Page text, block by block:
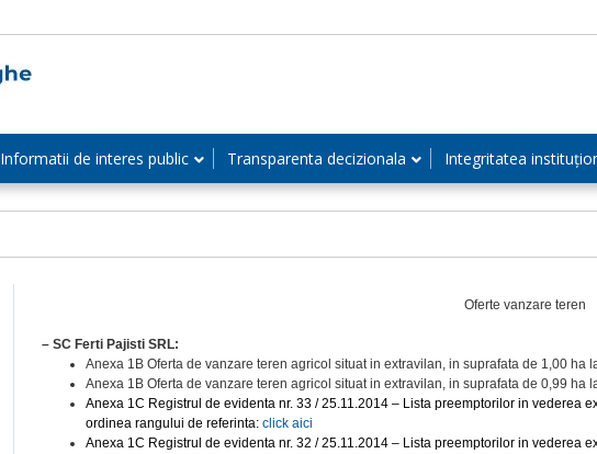
Informatii de interes public Transparenta decizionala Integritatea
Oferte vanzare teren
– SC Ferti Pajisti SRL:
Anexa 1B Oferta de vanzare teren agricol situat in extravilan, in suprafata de 1,00 ha
Anexa 1B Oferta de vanzare teren agricol situat in extravilan, in suprafata de 0,99 ha
Anexa 1C Registrul de evidenta nr. 33 / 25.11.2014 – Lista preemptorilor in vederea
ordinea rangului de referinta: click aici
Anexa 1C Registrul de evidenta nr. 32 / 25.11.2014 – Lista preemptorilor in vederea